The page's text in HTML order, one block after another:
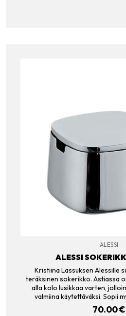
ALESSI
ALESSI
Kristiina Lassuksen Alessille
teräksinen sokerikko. Astiassa
alla kolo lusikkaa varten,
valmiina käytettäväksi. Sopii
70.00€